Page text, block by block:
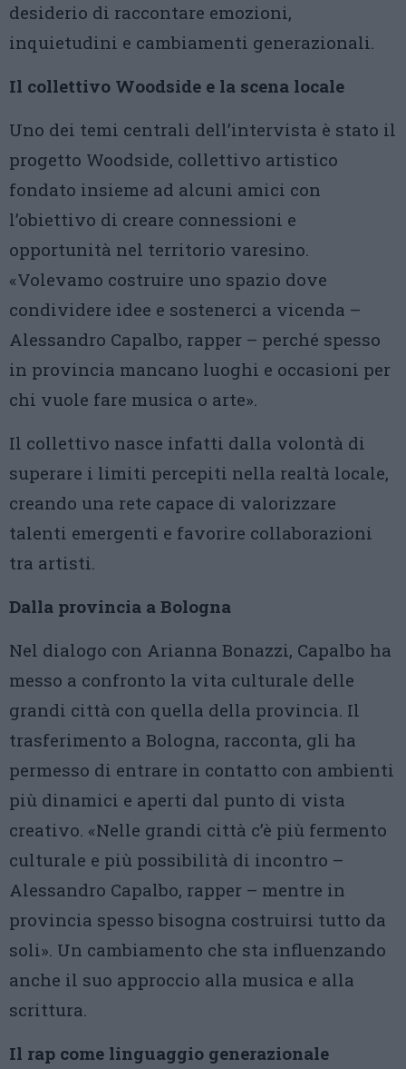
desiderio di raccontare emozioni,
inquietudini e cambiamenti generazionali.
Il collettivo Woodside e la scena locale
Uno dei temi centrali dell’intervista è stato il
progetto Woodside, collettivo artistico
fondato insieme ad alcuni amici con
l’obiettivo di creare connessioni e
opportunità nel territorio varesino.
«Volevamo costruire uno spazio dove
condividere idee e sostenerci a vicenda –
Alessandro Capalbo, rapper – perché spesso
in provincia mancano luoghi e occasioni per
chi vuole fare musica o arte».
Il collettivo nasce infatti dalla volontà di
superare i limiti percepiti nella realtà locale,
creando una rete capace di valorizzare
talenti emergenti e favorire collaborazioni
tra artisti.
Dalla provincia a Bologna
Nel dialogo con Arianna Bonazzi, Capalbo ha
messo a confronto la vita culturale delle
grandi città con quella della provincia. Il
trasferimento a Bologna, racconta, gli ha
permesso di entrare in contatto con ambienti
più dinamici e aperti dal punto di vista
creativo. «Nelle grandi città c’è più fermento
culturale e più possibilità di incontro –
Alessandro Capalbo, rapper – mentre in
provincia spesso bisogna costruirsi tutto da
soli». Un cambiamento che sta influenzando
anche il suo approccio alla musica e alla
scrittura.
Il rap come linguaggio generazionale